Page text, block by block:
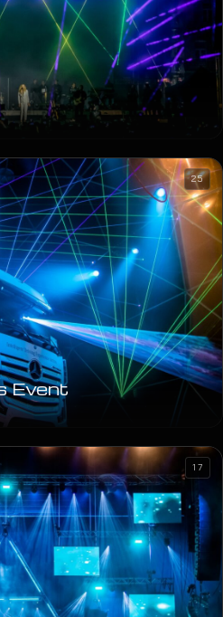
Event
25
17